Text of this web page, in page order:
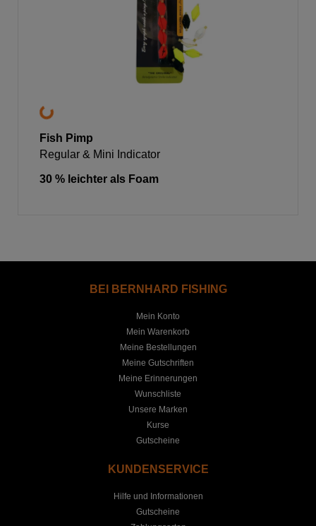
Fish Pimp
Regular & Mini Indicator
30 % leichter als Foam
BEI BERNHARD FISHING
Mein Konto
Mein Warenkorb
Meine Bestellungen
Meine Gutschriften
Meine Erinnerungen
Wunschliste
Unsere Marken
Kurse
Gutscheine
KUNDENSERVICE
Hilfe und Informationen
Gutscheine